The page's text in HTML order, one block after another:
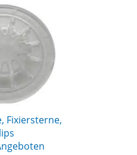
Fixiersterne,